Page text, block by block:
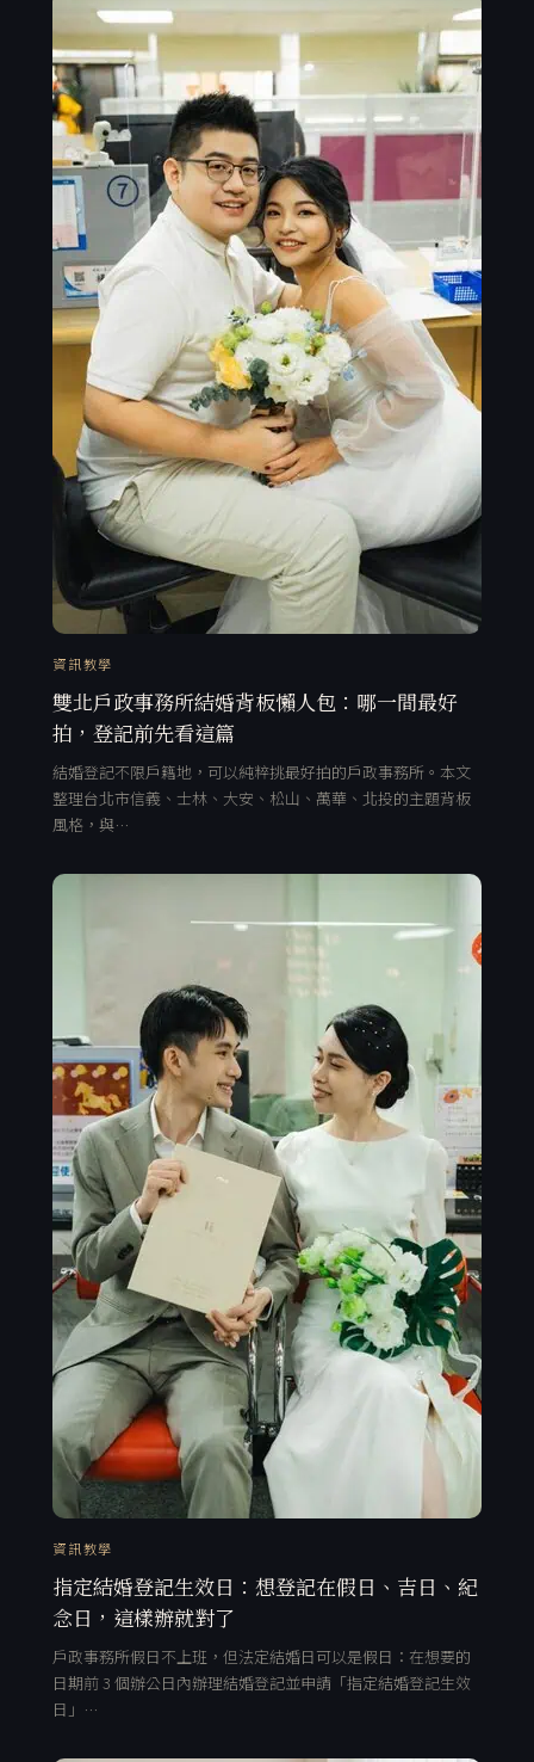
資訊教學
雙北戶政事務所結婚背板懶人包：哪一間最好
拍，登記前先看這篇
結婚登記不限戶籍地，可以純粹挑最好拍的戶政事務所。本文
整理台北市信義、士林、大安、松山、萬華、北投的主題背板
風格，與…
資訊教學
指定結婚登記生效日：想登記在假日、吉日、紀
念日，這樣辦就對了
戶政事務所假日不上班，但法定結婚日可以是假日：在想要的
日期前 3 個辦公日內辦理結婚登記並申請「指定結婚登記生效
日」…